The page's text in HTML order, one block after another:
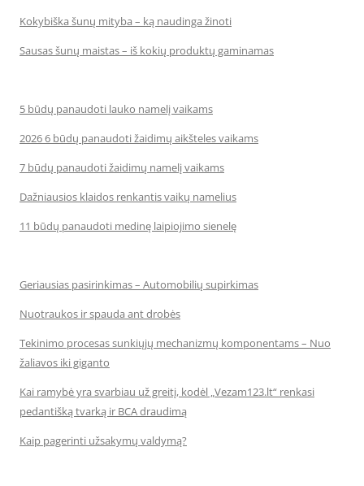
Kokybiška šunų mityba – ką naudinga žinoti
Sausas šunų maistas – iš kokių produktų gaminamas
5 būdų panaudoti lauko namelį vaikams
2026 6 būdų panaudoti žaidimų aikšteles vaikams
7 būdų panaudoti žaidimų namelį vaikams
Dažniausios klaidos renkantis vaikų namelius
11 būdų panaudoti medinę laipiojimo sienelę
Geriausias pasirinkimas – Automobilių supirkimas
Nuotraukos ir spauda ant drobės
Tekinimo procesas sunkiųjų mechanizmų komponentams – Nuo
žaliavos iki giganto
Kai ramybė yra svarbiau už greitį, kodėl „Vezam123.lt“ renkasi
pedantišką tvarką ir BCA draudimą
Kaip pagerinti užsakymų valdymą?